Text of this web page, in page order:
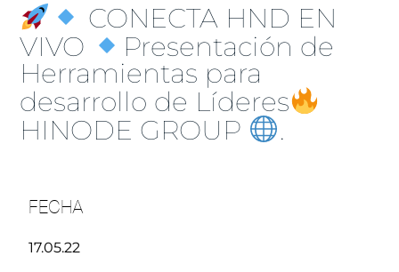
CONECTA HND EN
VIVO
Presentación de
Herramientas para
desarrollo de Líderes
HINODE GROUP
.
FECHA
17.05.22